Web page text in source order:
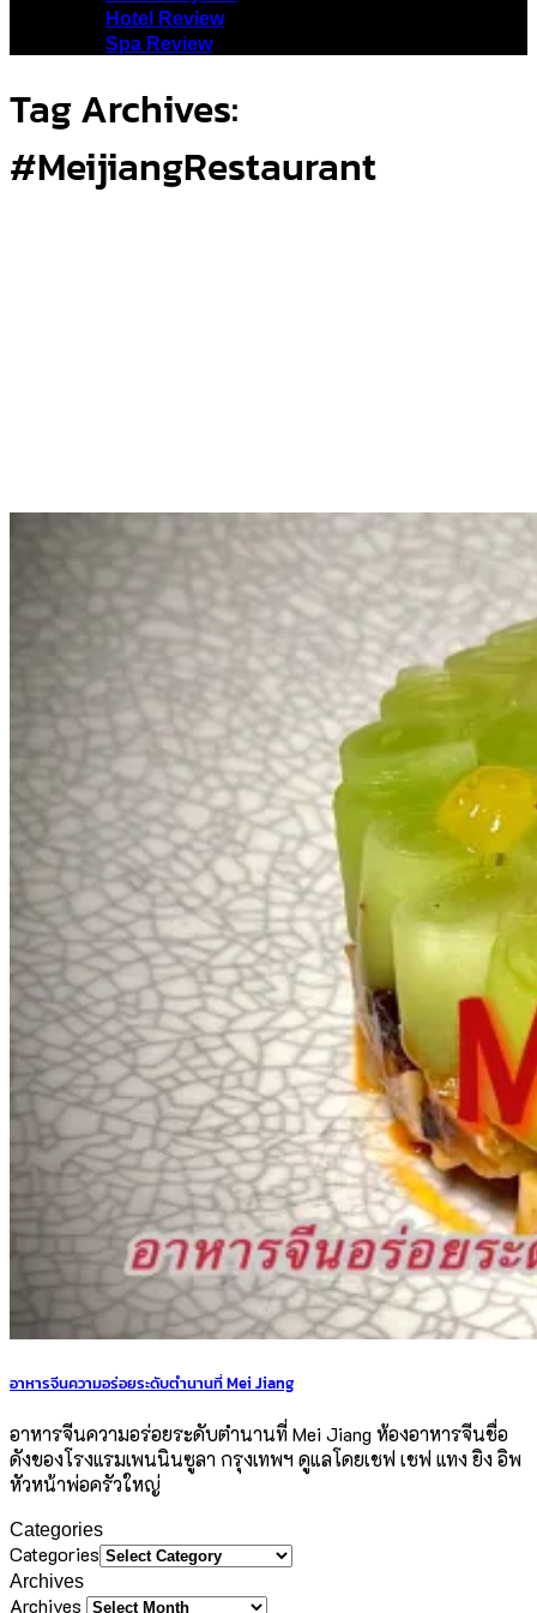
Hotel Review
Spa Review
Tag Archives:
#MeijiangRestaurant
อาหารจีนความอร่อยระดับตำนานที่ Mei Jiang
อาหารจีนความอร่อยระดับตำนานที่ Mei Jiang ห้องอาหารจีนชื่อ
ดังของโรงแรมเพนนินซูลา กรุงเทพฯ ดูแลโดยเชฟ เชฟ แทง ยิง อิพ
หัวหน้าพ่อครัวใหญ่
Categories
Categories
Archives
Archives